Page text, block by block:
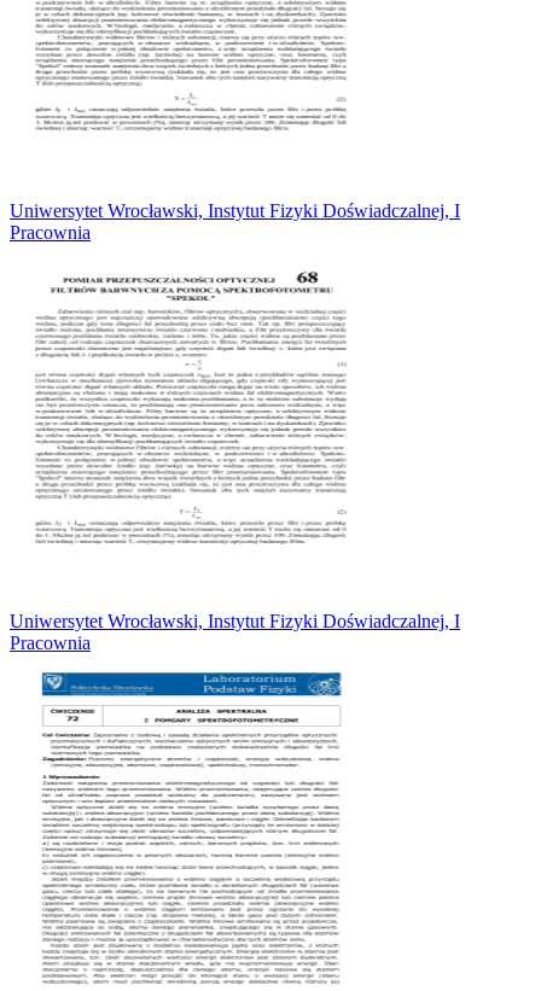
Uniwersytet Wrocławski, Instytut Fizyki Doświadczalnej, I
Pracownia
Uniwersytet Wrocławski, Instytut Fizyki Doświadczalnej, I
Pracownia